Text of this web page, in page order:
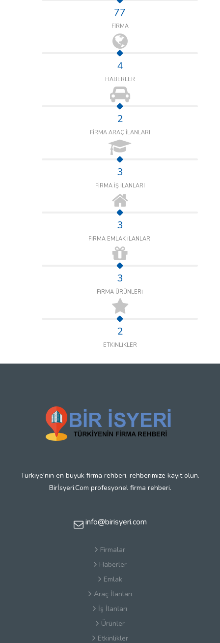
77
FİRMA
4
HABERLER
2
FİRMA ARAÇ İLANLARI
3
FİRMA İŞ İLANLARI
3
FİRMA EMLAK İLANLARI
3
FİRMA ÜRÜNLERİ
2
ETKİNLİKLER
Türkiye'nin en büyük firma rehberi. rehberimize kayıt olun.
Birİsyeri.Com profesyonel firma rehberi.
info@birisyeri.com
Firmalar
Haberler
Emlak
Araç İlanları
İş İlanları
Ürünler
Etkinlikler